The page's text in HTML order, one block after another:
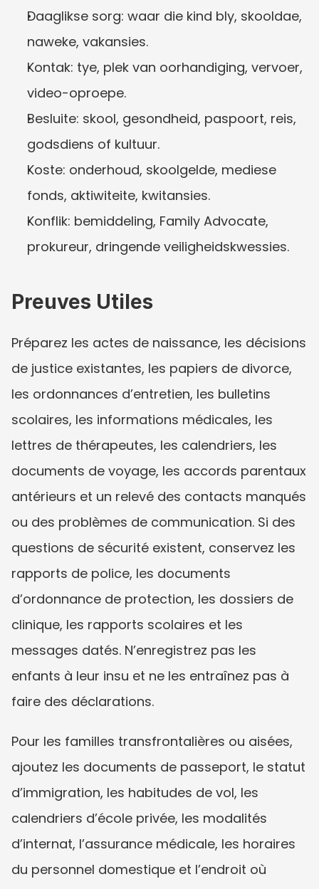
Daaglikse sorg: waar die kind bly, skooldae,
naweke, vakansies.
Kontak: tye, plek van oorhandiging, vervoer,
video-oproepe.
Besluite: skool, gesondheid, paspoort, reis,
godsdiens of kultuur.
Koste: onderhoud, skoolgelde, mediese
fonds, aktiwiteite, kwitansies.
Konflik: bemiddeling, Family Advocate,
prokureur, dringende veiligheidskwessies.
Preuves Utiles
Préparez les actes de naissance, les décisions
de justice existantes, les papiers de divorce,
les ordonnances d’entretien, les bulletins
scolaires, les informations médicales, les
lettres de thérapeutes, les calendriers, les
documents de voyage, les accords parentaux
antérieurs et un relevé des contacts manqués
ou des problèmes de communication. Si des
questions de sécurité existent, conservez les
rapports de police, les documents
d’ordonnance de protection, les dossiers de
clinique, les rapports scolaires et les
messages datés. N’enregistrez pas les
enfants à leur insu et ne les entraînez pas à
faire des déclarations.
Pour les familles transfrontalières ou aisées,
ajoutez les documents de passeport, le statut
d’immigration, les habitudes de vol, les
calendriers d’école privée, les modalités
d’internat, l’assurance médicale, les horaires
du personnel domestique et l’endroit où